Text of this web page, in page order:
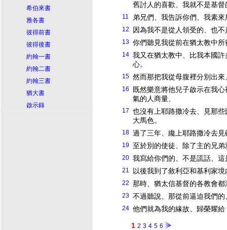
希伯來書
雅各書
彼得前書
彼得後書
約翰一書
約翰二書
約翰三書
猶大書
啟示錄
舊討人的喜歡、我就不是基督
11 弟兄們、我告訴你們、我素
12 因為我不是從人領受的、也
13 你們聽見我從前在猶太教中
14 我又在猶太教中、比我本國
心。
15 然而那把我從母腹裡分別出
16
既然樂意將他兒子啟示在我
氣的人商量、
17 也沒有上耶路撒冷去、見那
大馬色。
18 過了三年、纔上耶路撒冷去
19 至於別的使徒、除了主的兄
20 我寫給你們的、不是謊話、
21 以後我到了敘利亞和基利家境
22 那時、猶太信基督的各教會
23 不過聽說、那從前逼迫我們
24 他們就為我的緣故、歸榮耀
1 2 3 4 5 6